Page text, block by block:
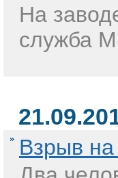
На
служба
Взрыв